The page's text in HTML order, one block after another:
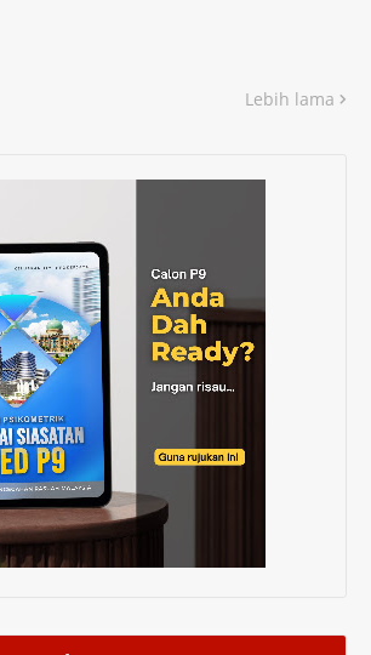
Lebih lama